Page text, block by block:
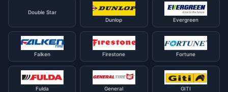
Double Star
Dunlop
Evergreen
Falken Firestone Fortune
Fulda General GITI